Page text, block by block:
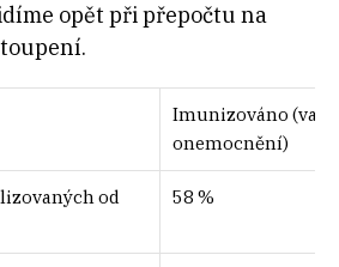
opět při přepočtu na
Imunizováno
onemocnění)
od
58 %